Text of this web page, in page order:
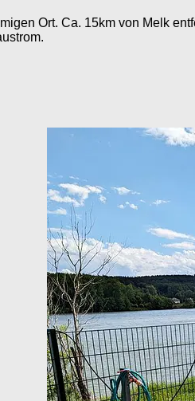
Ort. Ca. 15km von Melk